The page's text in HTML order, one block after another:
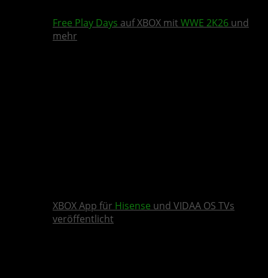
Free Play Days auf XBOX mit WWE 2K26 und
mehr
XBOX App für Hisense und VIDAA OS TVs
veröffentlicht